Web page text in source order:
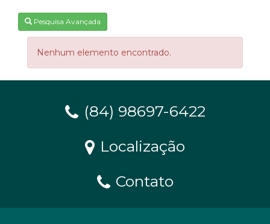
Pesquisa Avançada
Nenhum elemento encontrado.
(84) 98697-6422
Localização
Contato